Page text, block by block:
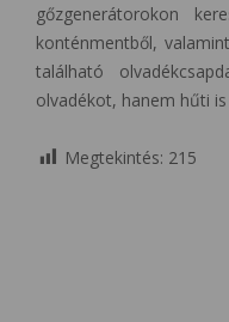
gőzgenerátorokon
konténmentből,
található
olvadékot, hanem hűti is
Megtekintés: 215